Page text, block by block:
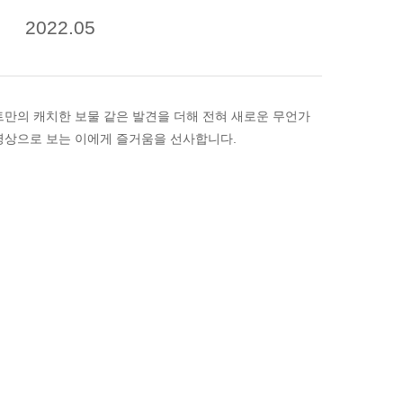
2022.05
의 캐치한 보물 같은 발견을 더해 전혀 새로운 무언가
으로 보는 이에게 즐거움을 선사합니다.